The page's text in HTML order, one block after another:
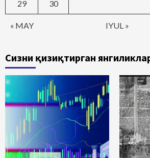
« MAY IYUL »
29 30
Сизни қизиқтирган